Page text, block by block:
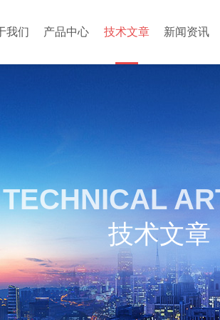
我们 产品中心 技术文章 新闻资讯
TECHNICAL
技术文章